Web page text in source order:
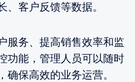
客户反馈等数据。
服务、提高销售效率和监
功能，管理人员可以随时
确保高效的业务运营。